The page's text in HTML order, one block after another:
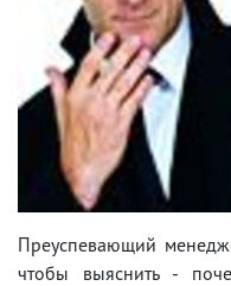
Преуспевающий
чтобы выяснить -